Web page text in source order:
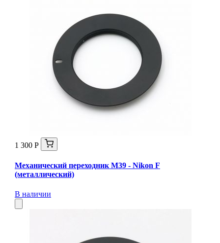
1 300 Р
Механический переходник M39 - Nikon F
(металлический)
В наличии